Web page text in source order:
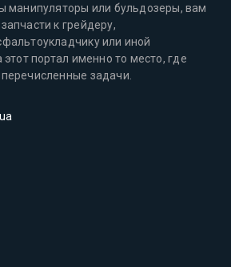
манипуляторы или бульдозеры, вам
к грейдеру,
или иной
этот портал именно то место, где
задачи.